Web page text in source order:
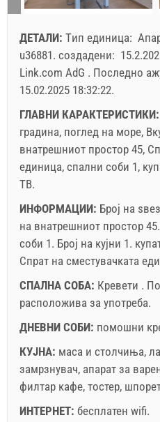
ДЕТАЛИ: Tип единица:
u36881. создадени:
Link.com AdG . Последно
15.02.2025 18:32:22.
ГЛАВНИ КАРАКТЕРИСТИКИ:
градина, поглед на море,
внатрешниот простор 45,
единица, спални соби 1,
ТВ.
ИНФОРМАЦИИ: Број на
на внатрешниот простор
соби 1. Број на кујни 1.
Спрат на сместувачката
СПАЛНА СОБА: Кревети .
расположива за употреба.
ДНЕВНИ СОБИ: помошни
КУЈНА: маса и столчиња,
замрзнувач, апарат за
филтар кафе, тостер,
ИНТЕРНЕТ: бесплатен wifi.